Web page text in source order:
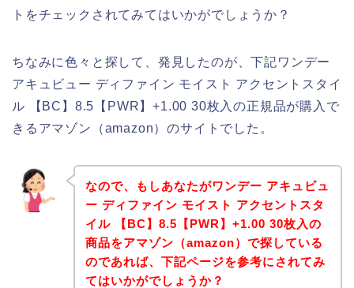
トをチェックされてみてはいかがでしょうか？
ちなみに色々と探して、発見したのが、下記ワンデー
アキュビュー ディファイン モイスト アクセントスタイ
ル 【BC】8.5【PWR】+1.00 30枚入の正規品が購入で
きるアマゾン（amazon）のサイトでした。
なので、もしあなたがワンデー アキュビュ
ー ディファイン モイスト アクセントスタ
イル 【BC】8.5【PWR】+1.00 30枚入の
商品をアマゾン（amazon）で探している
のであれば、下記ページを参考にされてみ
てはいかがでしょうか？